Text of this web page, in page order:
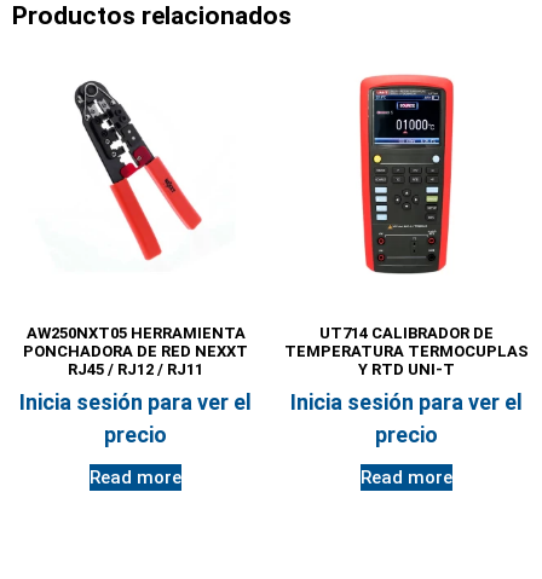
Productos relacionados
AW250NXT05 HERRAMIENTA
PONCHADORA DE RED NEXXT
RJ45 / RJ12 / RJ11
Inicia sesión para ver el
precio
Read more
UT714 CALIBRADOR DE
TEMPERATURA TERMOCUPLAS
Y RTD UNI-T
Inicia sesión para ver el
precio
Read more